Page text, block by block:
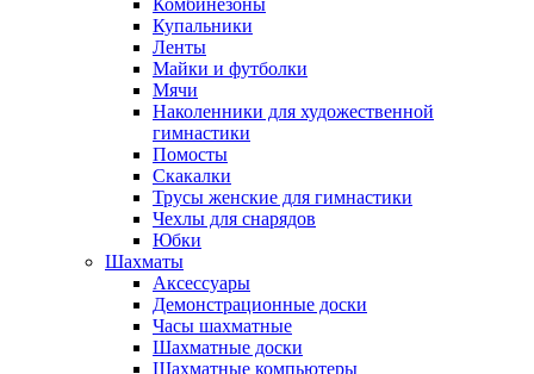
Комбинезоны
Купальники
Ленты
Майки и футболки
Мячи
Наколенники для художественной
гимнастики
Помосты
Скакалки
Трусы женские для гимнастики
Чехлы для снарядов
Юбки
Шахматы
Аксессуары
Демонстрационные доски
Часы шахматные
Шахматные доски
Шахматные компьютеры